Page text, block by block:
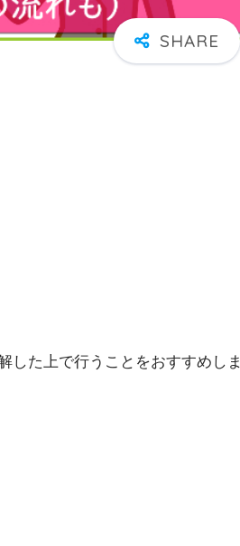
した上で行うことをおすすめしま